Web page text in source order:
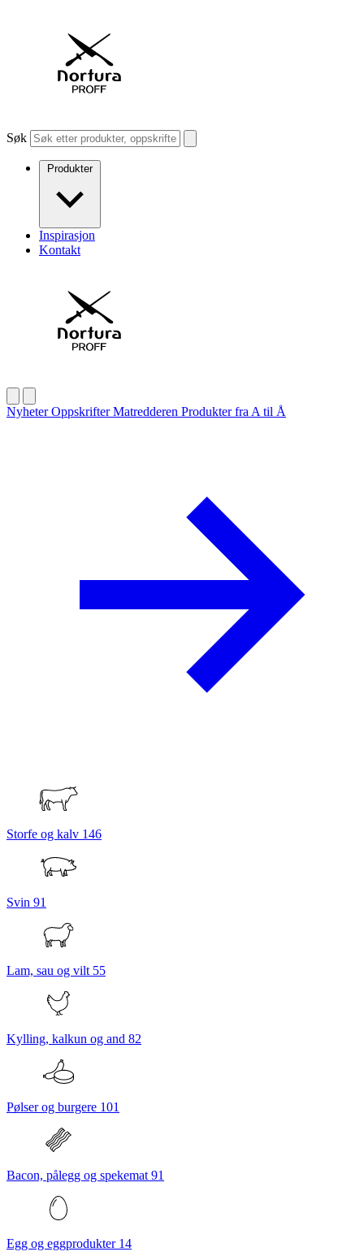
Søk
Produkter
Inspirasjon
Kontakt
NyheterOppskrifterMatredderen Produkter fra A til Å
Storfe og kalv 146
Svin 91
Lam, sau og vilt 55
Kylling, kalkun og and 82
Pølser og burgere 101
Bacon, pålegg og spekemat 91
Egg og eggprodukter 14